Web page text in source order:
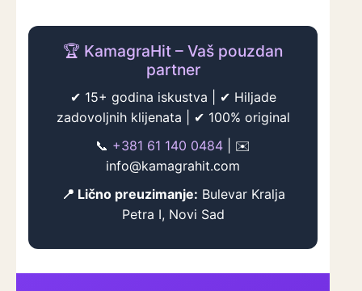
🏆 KamagraHit – Vaš pouzdan
partner
✔ 15+ godina iskustva | ✔ Hiljade
zadovoljnih klijenata | ✔ 100% original
📞 +381 61 140 0484 | ✉️
info@kamagrahit.com
📍 Lično preuzimanje: Bulevar Kralja
Petra I, Novi Sad